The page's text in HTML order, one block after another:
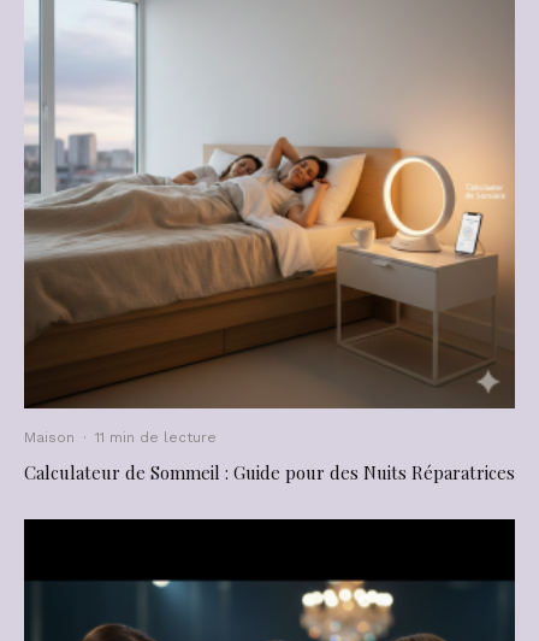
Maison · 11 min de lecture
Calculateur de Sommeil : Guide pour des Nuits Réparatrices